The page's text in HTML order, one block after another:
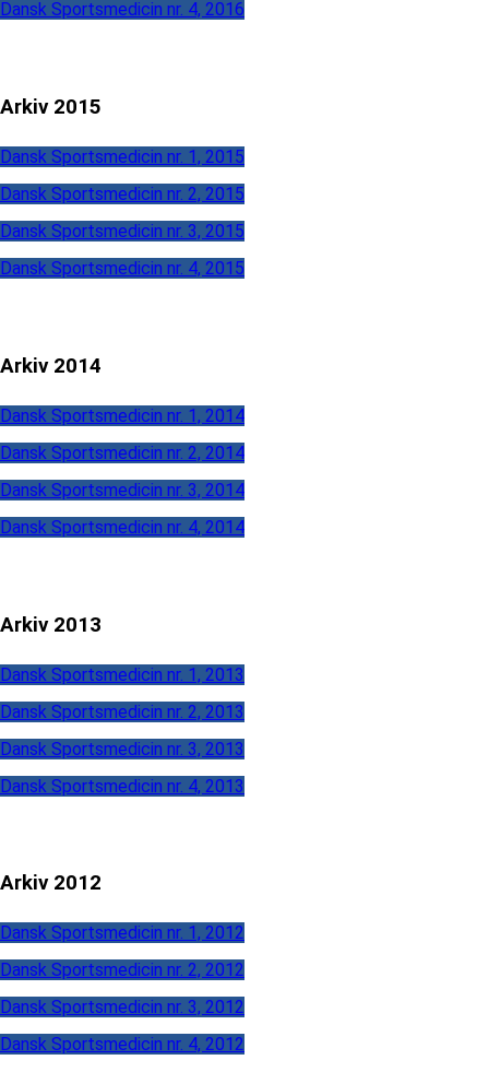
Dansk Sportsmedicin nr. 4, 2016
Arkiv 2015
Dansk Sportsmedicin nr. 1, 2015
Dansk Sportsmedicin nr. 2, 2015
Dansk Sportsmedicin nr. 3, 2015
Dansk Sportsmedicin nr. 4, 2015
Arkiv 2014
Dansk Sportsmedicin nr. 1, 2014
Dansk Sportsmedicin nr. 2, 2014
Dansk Sportsmedicin nr. 3, 2014
Dansk Sportsmedicin nr. 4, 2014
Arkiv 2013
Dansk Sportsmedicin nr. 1, 2013
Dansk Sportsmedicin nr. 2, 2013
Dansk Sportsmedicin nr. 3, 2013
Dansk Sportsmedicin nr. 4, 2013
Arkiv 2012
Dansk Sportsmedicin nr. 1, 2012
Dansk Sportsmedicin nr. 2, 2012
Dansk Sportsmedicin nr. 3, 2012
Dansk Sportsmedicin nr. 4, 2012